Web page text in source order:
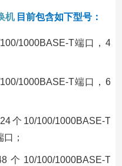
机 目前包含如下型号：
1000BASE-T端口，4
1000BASE-T端口，6
个10/100/1000BASE-T
；
个10/100/1000BASE-T